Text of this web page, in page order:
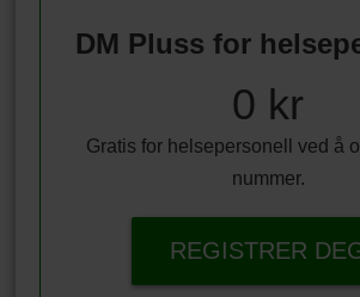
DM Pluss for
0 kr
Gratis for helsepersonell ved å
nummer.
REGISTRER